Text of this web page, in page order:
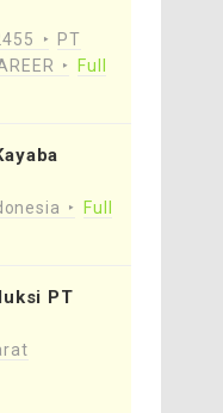
PT
Full
Full
PT